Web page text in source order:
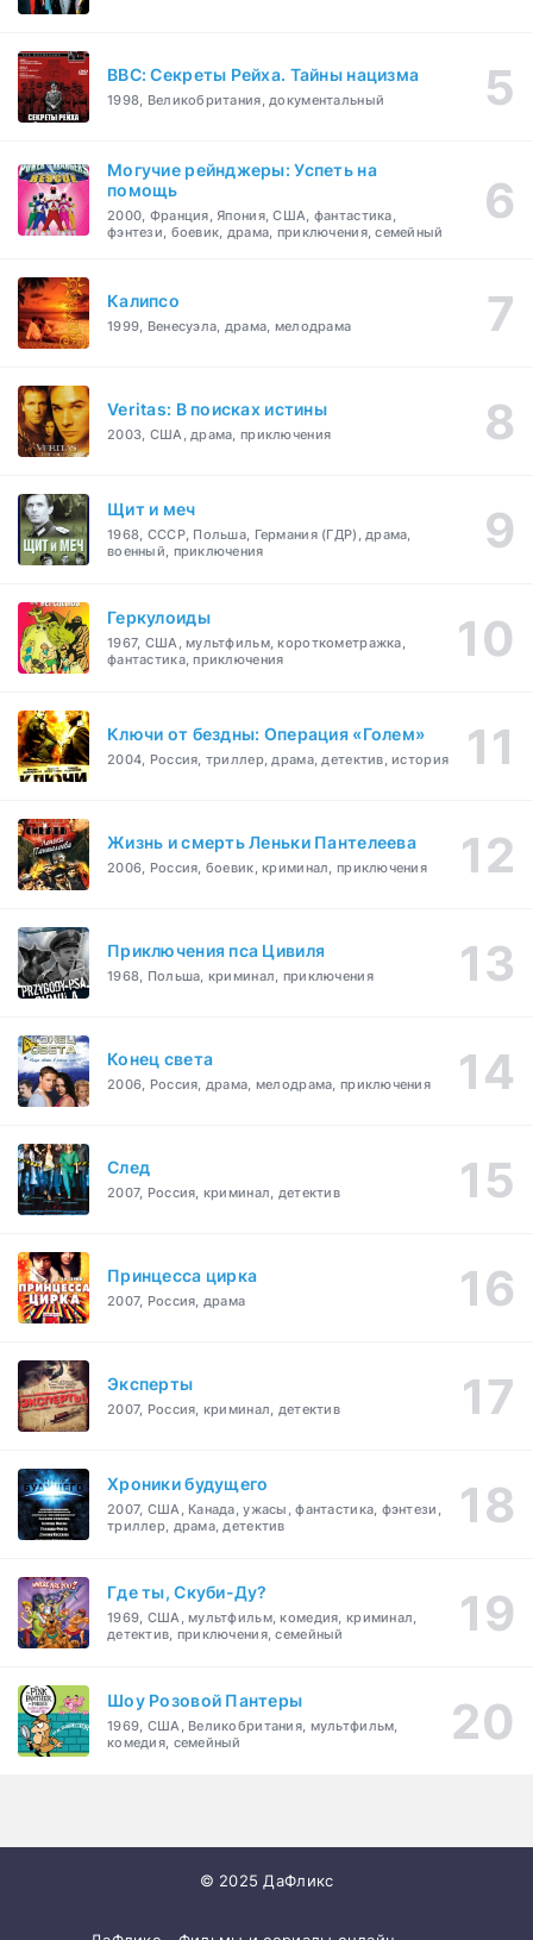
BBC: Секреты Рейха. Тайны нацизма
1998, Великобритания, документальный
Могучие рейнджеры: Успеть на
помощь
2000, Франция, Япония, США, фантастика,
фэнтези, боевик, драма, приключения, семейный
Калипсо
1999, Венесуэла, драма, мелодрама
Veritas: В поисках истины
2003, США, драма, приключения
Щит и меч
1968, СССР, Польша, Германия (ГДР), драма,
военный, приключения
Геркулоиды
1967, США, мультфильм, короткометражка,
фантастика, приключения
Ключи от бездны: Операция «Голем»
2004, Россия, триллер, драма, детектив, история
Жизнь и смерть Леньки Пантелеева
2006, Россия, боевик, криминал, приключения
Приключения пса Цивиля
1968, Польша, криминал, приключения
Конец света
2006, Россия, драма, мелодрама, приключения
След
2007, Россия, криминал, детектив
Принцесса цирка
2007, Россия, драма
Эксперты
2007, Россия, криминал, детектив
Хроники будущего
2007, США, Канада, ужасы, фантастика, фэнтези,
триллер, драма, детектив
Где ты, Скуби-Ду?
1969, США, мультфильм, комедия, криминал,
детектив, приключения, семейный
Шоу Розовой Пантеры
1969, США, Великобритания, мультфильм,
комедия, семейный
© 2025 ДаФликс